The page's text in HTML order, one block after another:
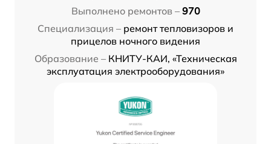
Выполнено ремонтов – 970
Специализация – ремонт тепловизоров и
прицелов ночного видения
Образование – КНИТУ-КАИ, «Техническая
эксплуатация электрооборудования»